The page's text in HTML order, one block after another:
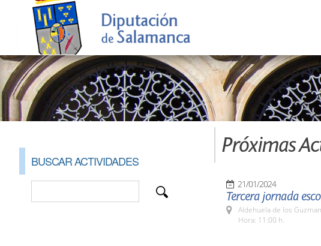
BUSCAR ACTIVIDADES
Próximas
21/01/2024
Tercera jornada
Aldehuela de los
Hora: 11:00 h.